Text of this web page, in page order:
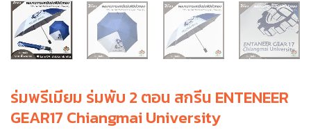
ร่มพรีเมียม ร่มพับ 2 ตอน สกรีน ENTENEER
GEAR17 Chiangmai University